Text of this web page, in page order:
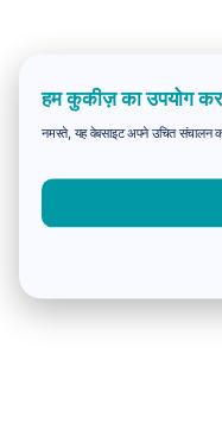
हम कुकीज़ का उपयोग
नमस्ते, यह वेबसाइट अपने उचित संचालन